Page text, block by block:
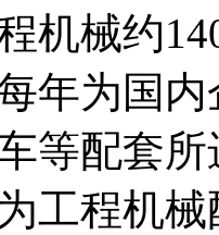
机械约
年为国
等配套
工程机